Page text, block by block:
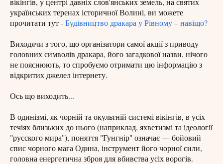
вікінгів, у центрі давніх слов'янських земель, на святих
українських теренах історичної Волині, ви можете
прочитати тут - Будівництво дракара у Рівному – навіщо?
Виходячи з того, що організатори самої акції з приводу
головних символів дракара, його загадкової назви, нічого
не пояснюють, то спробуємо отримати цю інформацію з
відкритих джелел інтернету.
Ось що виходить...
В одинізмі, як чорній та окультній системі вікінгів, в усіх
течіях близьких до нього (наприклад, яхветизмі та ідеології
"русского мира"), поняття "Гунгнір" означає — бойовий
спис чорного мага Одина, інструмент його чорної сили,
головна енергетична зброя для вбивства усіх ворогів.